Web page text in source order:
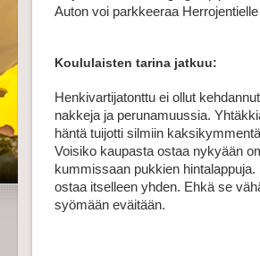
Auton voi parkkeeraa
Koululaisten tarina jatkuu:
Henkivartijatonttu ei ollut
nakkeja ja perunamuussia.
häntä tuijotti silmiin
Voisiko kaupasta ostaa nykyään
kummissaan pukkien
ostaa itselleen yhden. Ehkä se
syömään eväitään.